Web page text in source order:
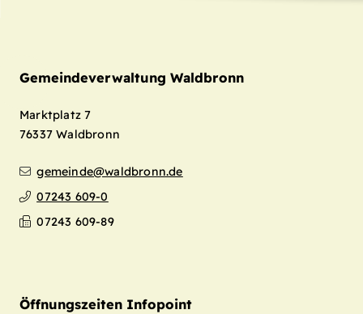
Gemeindeverwaltung Waldbronn
Marktplatz 7
76337 Waldbronn
gemeinde@waldbronn.de
07243 609-0
07243 609-89
Öffnungszeiten Infopoint